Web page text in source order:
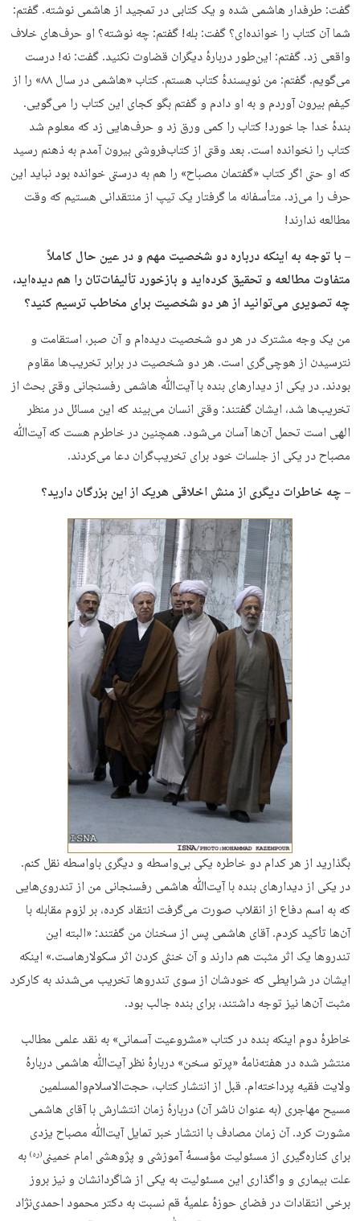
گفت: طرفدار هاشمی شده و یک کتابی در تمجید از هاشمی نوشته. گفتم:
شما آن کتاب را خوانده‌ای؟ گفت: بله! گفتم: چه نوشته؟ او حرف‌های خلاف
واقعی زد. گفتم: این‌طور دربارهٔ دیگران قضاوت نکنید. گفت: نه! درست
می‌گویم. گفتم: من نویسندهٔ کتاب هستم. کتاب «هاشمی در سال ۸۸» را از
کیفم بیرون آوردم و به او دادم و گفتم بگو کجای این کتاب را می‌گویی.
بندهٔ خدا جا خورد! کتاب را کمی ورق زد و حرف‌هایی زد که معلوم شد
کتاب را نخوانده است. بعد وقتی از کتاب‌فروشی بیرون آمدم به ذهنم رسید
که او حتی اگر کتاب «گفتمان مصباح» را هم به درستی خوانده بود نباید این
حرف را می‌زد. متأسفانه ما گرفتار یک تیپ از منتقدانی هستیم که وقت
مطالعه ندارند!
– با توجه به اینکه درباره دو شخصیت مهم و در عین حال کاملاً
متفاوت مطالعه و تحقیق کرده‌اید و بازخورد تألیفات‌تان را هم دیده‌اید،
چه تصویری می‌توانید از هر دو شخصیت برای مخاطب ترسیم کنید؟
من یک وجه مشترک در هر دو شخصیت دیده‌ام و آن صبر، استقامت و
نترسیدن از هوچی‌گری است. هر دو شخصیت در برابر تخریب‌ها مقاوم
بودند. در یکی از دیدارهای بنده با آیت‌ﷲ هاشمی رفسنجانی وقتی بحث از
تخریب‌ها شد، ایشان گفتند: وقتی انسان می‌بیند که این مسائل در منظر
الهی است تحمل آن‌ها آسان می‌شود. همچنین در خاطرم هست که آیت‌ﷲ
مصباح در یکی از جلسات خود برای تخریب‌گران دعا می‌کردند.
– چه خاطرات دیگری از منش اخلاقی هریک از این بزرگان دارید؟
بگذارید از هر کدام دو خاطره یکی بی‌واسطه و دیگری باواسطه نقل کنم.
در یکی از دیدارهای بنده با آیت‌ﷲ هاشمی رفسنجانی من از تندروی‌هایی
که به اسم دفاع از انقلاب صورت می‌گرفت انتقاد کرده، بر لزوم مقابله با
آن‌ها تأکید کردم. آقای هاشمی پس از سخنان من گفتند: «البته این
تندروها یک اثر مثبت هم دارند و آن خنثی کردن اثر سکولارهاست.» اینکه
ایشان در شرایطی که خودشان از سوی تندروها تخریب می‌شدند به کارکرد
مثبت آن‌ها نیز توجه داشتند، برای بنده جالب بود.
خاطرهٔ دوم اینکه بنده در کتاب «مشروعیت آسمانی» به نقد علمی مطالب
منتشر شده در هفته‌نامهٔ «پرتو سخن» دربارهٔ نظر آیت‌ﷲ هاشمی دربارهٔ
ولایت فقیه پرداخته‌ام. قبل از انتشار کتاب، حجت‌الاسلام‌والمسلمین
مسیح مهاجری (به عنوان ناشر آن) دربارهٔ زمان انتشارش با آقای هاشمی
مشورت کرد. آن زمان مصادف با انتشار خبر تمایل آیت‌ﷲ مصباح یزدی
برای کناره‌گیری از مسئولیت مؤسسهٔ آموزشی و پژوهشی امام خمینی(ره) به
علت بیماری و واگذاری این مسئولیت به یکی از شاگردانشان و نیز بروز
برخی انتقادات در فضای حوزهٔ علمیهٔ قم نسبت به دکتر محمود احمدی‌نژاد